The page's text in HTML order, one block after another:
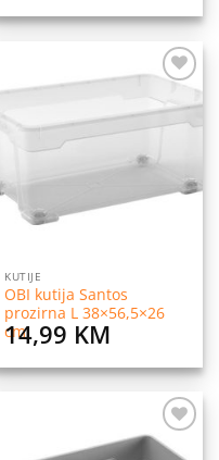
na
listu
KUTIJE
OBI kutija Santos
prozirna L 38×56,5×26
cm
14,99 KM
Dodaj